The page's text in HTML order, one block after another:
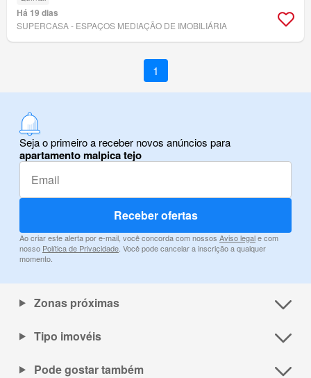
Há 19 dias
SUPERCASA - ESPAÇOS MEDIAÇÃO DE IMOBILIÁRIA
1
Seja o primeiro a receber novos anúncios para
apartamento malpica tejo
Receber ofertas
Ao criar este alerta por e-mail, você concorda com nossos Aviso legale com
nosso Política de Privacidade . Você pode cancelar a inscrição a qualquer
momento.
Zonas próximas
Tipo imovéis
Pode gostar também